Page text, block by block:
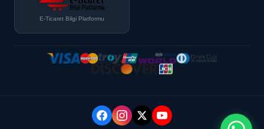
E-Ticaret Bilgi Platformu